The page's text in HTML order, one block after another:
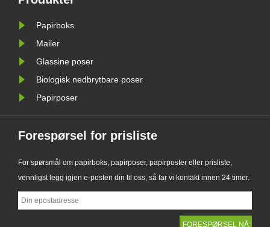
Papirboks
Mailer
Glassine poser
Biologisk nedbrytbare poser
Papirposer
Forespørsel for prisliste
For spørsmål om papirboks, papirposer, papirposter eller prisliste,
vennligst legg igjen e-posten din til oss, så tar vi kontakt innen 24 timer.